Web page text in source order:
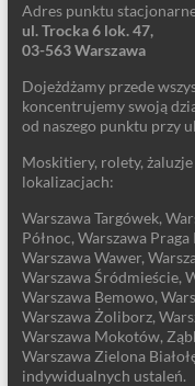
Adres punktu
ul. Trocka 6 lok. 47,
03-563 Warszawa
Dojeżdżamy przede
koncentrujemy swoją
od naszego punktu przy
Moskitiery, rolety,
lokalizacjach:
Warszawa Targówek,
Północ, Warszawa
Warszawa Wawer,
Warszawa Śródmieście,
Warszawa Bemowo,
Warszawa Żoliborz,
Warszawa Mokotów,
Warszawa Zielona
indywidualnych ustaleń.